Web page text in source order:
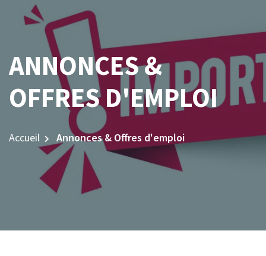
ANNONCES &
OFFRES D'EMPLOI
Accueil Annonces & Offres d'emploi